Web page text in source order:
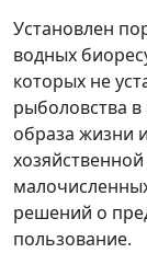
Установлен
водных
которых не
рыболовства
образа жизни
решений о
пользование.